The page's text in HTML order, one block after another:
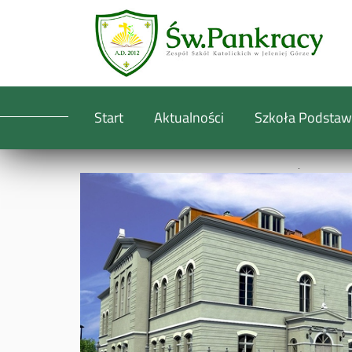
Start Aktualności Szkoła